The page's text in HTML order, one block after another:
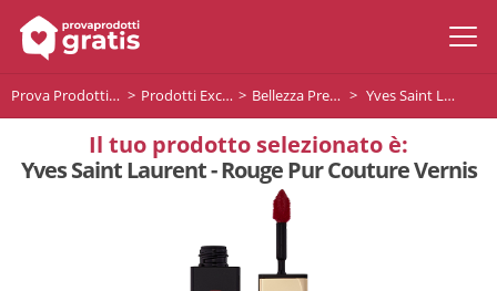
Prova Prodotti Gratis Prodotti Exclusive Bellezza Premium Yves Saint Laurent - Rouge Pur Couture Vernis
Il tuo prodotto selezionato è:
Yves Saint Laurent - Rouge Pur Couture Vernis